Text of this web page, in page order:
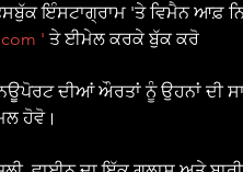
ਇੰਸਟਾਗ੍ਰਾਮ 'ਤੇ ਵਿਮੈਨ ਆਫ਼
' ਤੇ ਈਮੇਲ ਕਰਕੇ ਬੁੱਕ ਕਰੋ
ਦੀਆਂ ਔਰਤਾਂ ਨੂੰ ਉਹਨਾਂ ਦੀ
ਹੋਵੋ।